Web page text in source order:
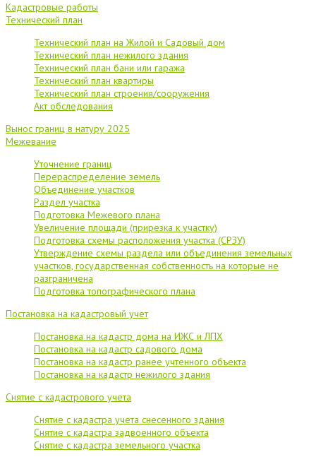
Кадастровые работы
Технический план
Технический план на Жилой и Садовый дом
Технический план нежилого здания
Технический план бани или гаража
Технический план квартиры
Технический план строения/сооружения
Акт обследования
Вынос границ в натуру 2025
Межевание
Уточнение границ
Перераспределение земель
Объединение участков
Раздел участка
Подготовка Межевого плана
Увеличение площади (прирезка к участку)
Подготовка схемы расположения участка (СРЗУ)
Утверждение схемы раздела или объединения земельных
участков, государственная собственность на которые не
разграничена
Подготовка топографического плана
Постановка на кадастровый учет
Постановка на кадастр дома на ИЖС и ЛПХ
Постановка на кадастр садового дома
Постановка на кадастр ранее учтенного объекта
Постановка на кадастр нежилого здания
Снятие с кадастрового учета
Снятие с кадастра учета снесенного здания
Снятие с кадастра задвоенного объекта
Снятие с кадастра земельного участка